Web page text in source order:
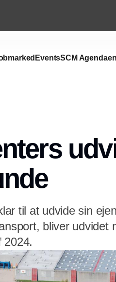
EventsSCM Agendaen
til at udvide sin
bliver
2024.